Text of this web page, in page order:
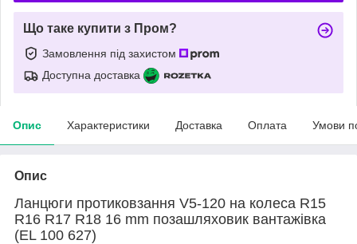
Що таке купити з Пром?
Замовлення під захистом
Доступна доставка
Опис Характеристики Доставка Оплата Умови
Опис
Ланцюги протиковзання V5-120 на колеса R15
R16 R17 R18 16 mm позашляховик вантажівка
(EL 100 627)